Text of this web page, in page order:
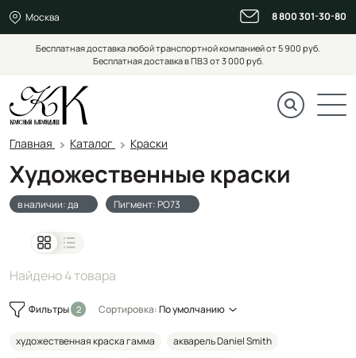
Москва 8 800 301-30-80
Бесплатная доставка любой транспортной компанией от 5 900 руб.
Бесплатная доставка в ПВЗ от 3 000 руб.
Главная Каталог Краски
Художественные краски
в наличии: да Пигмент: PO73
Найдено 4 товара
Фильтры Сортировка:По умолчанию
художественная краска гамма
акварель Daniel Smith